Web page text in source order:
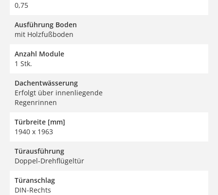
0,75
Ausführung Boden
mit Holzfußboden
Anzahl Module
1 Stk.
Dachentwässerung
Erfolgt über innenliegende
Regenrinnen
Türbreite [mm]
1940 x 1963
Türausführung
Doppel-Drehflügeltür
Türanschlag
DIN-Rechts